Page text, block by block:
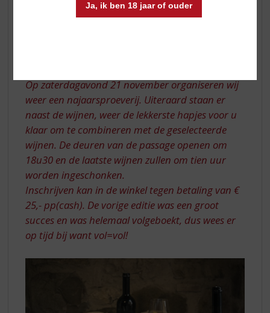
Ja, ik ben 18 jaar of ouder
passage bij LEUK!
Op zaterdagavond 21 november organiseren wij
weer een najaarsproeverij. Uiteraard staan er
naast de wijnen, weer de lekkerste hapjes voor u
klaar om te combineren met de geselecteerde
wijnen. De deuren van de passage openen om
18u30 en de laatste wijnen zullen om tien uur
worden ingeschonken.
Inschrijven kan in de winkel tegen betaling van €
25,- pp(cash). De vorige editie was een groot
succes en was helemaal volgeboekt, dus wees er
op tijd bij want vol=vol!